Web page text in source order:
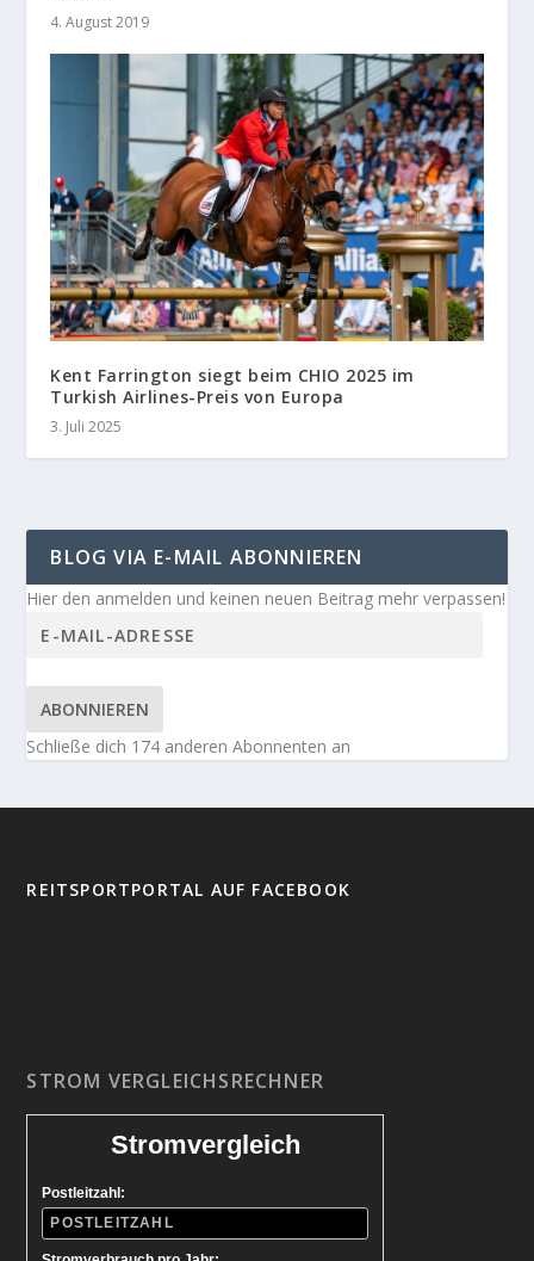
4. August 2019
Kent Farrington siegt beim CHIO 2025 im
Turkish Airlines-Preis von Europa
3. Juli 2025
BLOG VIA E-MAIL ABONNIEREN
Hier den anmelden und keinen neuen Beitrag mehr verpassen!
ABONNIEREN
Schließe dich 174 anderen Abonnenten an
REITSPORTPORTAL AUF FACEBOOK
STROM VERGLEICHSRECHNER
Stromvergleich
Postleitzahl: